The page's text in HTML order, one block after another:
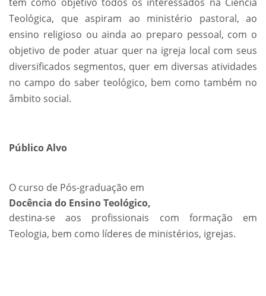
Teológica, que aspiram ao ministério pastoral, ao
ensino religioso ou ainda ao preparo pessoal, com o
objetivo de poder atuar quer na igreja local com seus
diversificados segmentos, quer em diversas atividades
no campo do saber teológico, bem como também no
âmbito social.
Público Alvo
O curso de Pós-graduação em
Docência do Ensino Teológico,
destina-se aos profissionais com formação em
Teologia, bem como líderes de ministérios, igrejas.